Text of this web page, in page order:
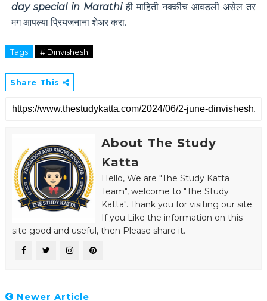
day special in Marathiही माहिती नक्कीच आवडली असेल तर
मग आपल्या प्रियजनाना शेअर करा.
Tags # Dinvishesh
Share This
About The Study
Katta
Hello, We are "The Study Katta
Team", welcome to "The Study
Katta". Thank you for visiting our site.
If you Like the information on this
site good and useful, then Please share it.
Newer Article